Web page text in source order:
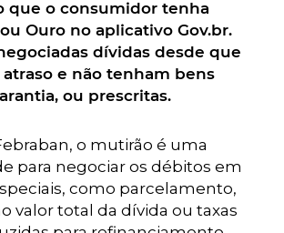
que o consumidor tenha
Ouro no aplicativo Gov.br.
dívidas desde que
e não tenham bens
ou prescritas.
o mutirão é uma
para negociar os débitos em
como parcelamento,
valor total da dívida ou taxas